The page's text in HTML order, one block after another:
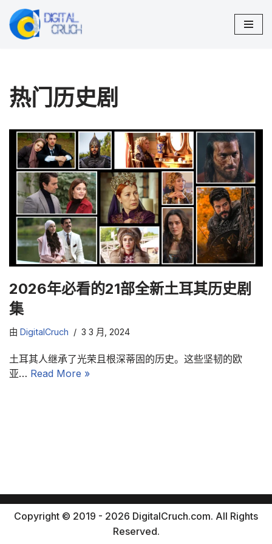
跳
热门历史剧
2026年必看的21部全新土耳其历史剧
集
由 DigitalCruch 3 3 月, 2024
土耳其人继承了光荣且根深蒂固的历史。这些坚韧的欧
亚… Read More »
Copyright © 2019 - 2026 DigitalCruch.com. All Rights
Reserved.